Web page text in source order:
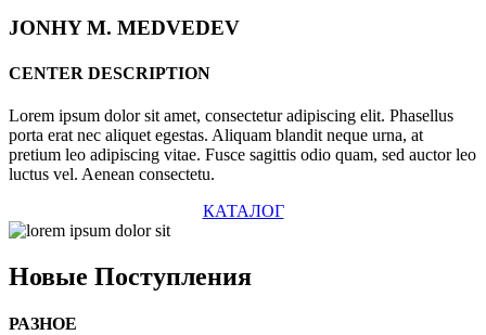
JONHYM. MEDVEDEV
CENTER DESCRIPTION
Lorem ipsum dolor sit amet, consectetur adipiscing elit. Phasellus
porta erat nec aliquet egestas. Aliquam blandit neque urna, at
pretium leo adipiscing vitae. Fusce sagittis odio quam, sed auctor leo
luctus vel. Aenean consectetu.
КАТАЛОГ
Новые Поступления
РАЗНОЕ